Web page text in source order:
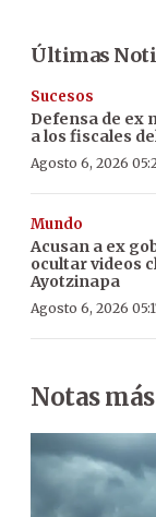
Últimas
Sucesos
Defensa de ex
a los fiscales
Agosto 6, 2026
Mundo
Acusan a ex
ocultar videos
Ayotzinapa
Agosto 6, 2026
Notas